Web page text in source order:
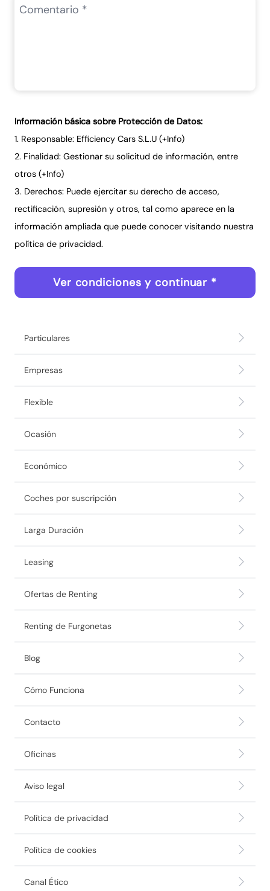
Información básica sobre Protección de Datos:
1. Responsable: Efficiency Cars S.L.U (+Info)
2. Finalidad: Gestionar su solicitud de información, entre
otros (+Info)
3. Derechos: Puede ejercitar su derecho de acceso,
rectificación, supresión y otros, tal como aparece en la
información ampliada que puede conocer visitando nuestra
política de privacidad.
Ver condiciones y continuar *
Particulares
Empresas
Flexible
Ocasión
Económico
Coches por suscripción
Larga Duración
Leasing
Ofertas de Renting
Renting de Furgonetas
Blog
Cómo Funciona
Contacto
Oficinas
Aviso legal
Política de privacidad
Política de cookies
Canal Ético